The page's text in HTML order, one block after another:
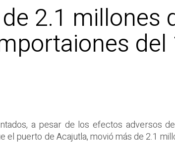
2.1 millones
del
a pesar de los efectos adversos
puerto de Acajutla, movió más de 2.1